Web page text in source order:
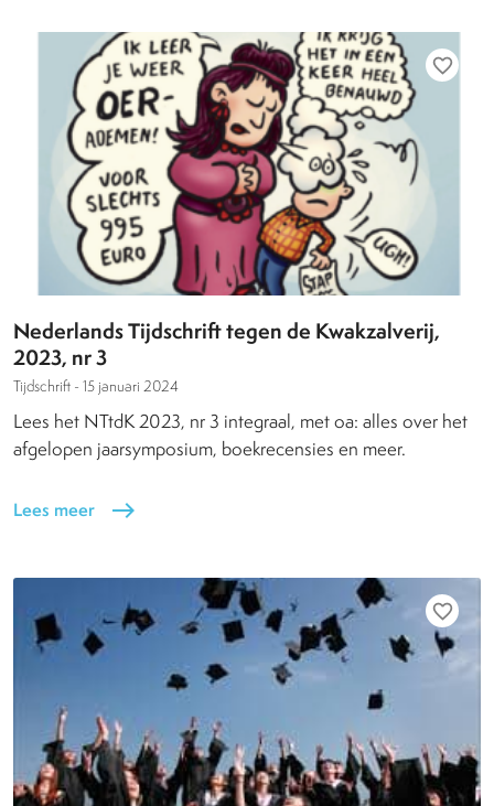
favorite_border
Nederlands Tijdschrift tegen de Kwakzalverij,
2023, nr 3
Tijdschrift - 15 januari 2024
Lees het NTtdK 2023, nr 3 integraal, met oa: alles over het
afgelopen jaarsymposium, boekrecensies en meer.
Lees meer east
favorite_border